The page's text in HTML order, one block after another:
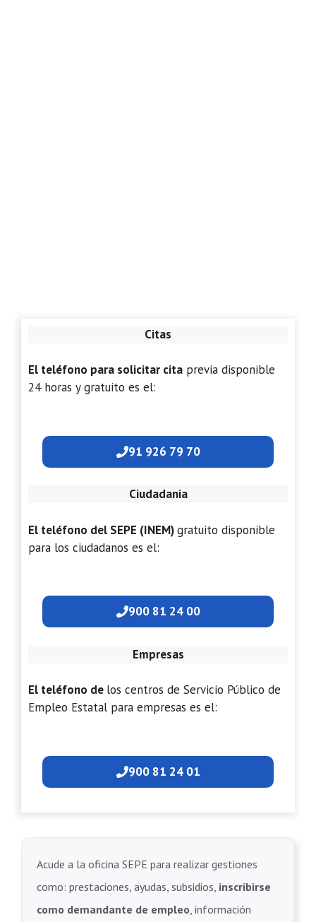
Citas
El teléfono para solicitar cita previa disponible
24 horas y gratuito es el:
91 926 79 70
Ciudadania
El teléfono del SEPE (INEM)gratuito disponible
para los ciudadanos es el:
900 81 24 00
Empresas
El teléfono de los centros de Servicio Público de
Empleo Estatal para empresas es el:
900 81 24 01
Acude a la oficina SEPE para realizar gestiones
como: prestaciones, ayudas, subsidios, inscribirse
como demandante de empleo, información